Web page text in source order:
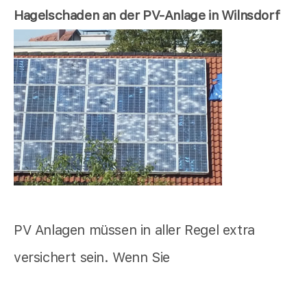
Hagelschaden an der PV-Anlage in Wilnsdorf
PV Anlagen müssen in aller Regel extra
versichert sein. Wenn Sie